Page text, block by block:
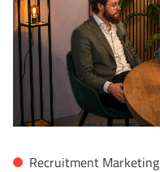
Recruitment Marketing